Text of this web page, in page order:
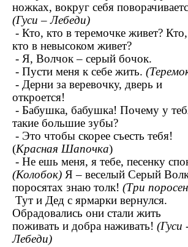
ножках, вокруг себя
(Гуси – Лебеди)
- Кто, кто в теремочке живет? Кто,
кто в невысоком живет?
- Я, Волчок – серый бочок.
- Пусти меня к себе жить.
- Дерни за веревочку, дверь и
откроется!
- Бабушка, бабушка! Почему у
такие большие зубы?
- Это чтобы скорее съесть тебя!
(Красная Шапочка)
- Не ешь меня, я тебе, песенку
(Колобок) Я – веселый Серый
поросятах знаю толк!(Три
Тут и Дед с ярмарки вернулся.
Обрадовались они стали жить
поживать и добра наживать!(Гуси
Лебеди)